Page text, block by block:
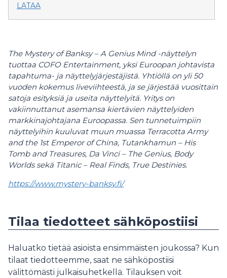
LATAA
The Mystery of Banksy – A Genius Mind -näyttelyn
tuottaa COFO Entertainment, yksi Euroopan johtavista
tapahtuma- ja näyttelyjärjestäjistä. Yhtiöllä on yli 50
vuoden kokemus liveviihteestä, ja se järjestää vuosittain
satoja esityksiä ja useita näyttelyitä. Yritys on
vakiinnuttanut asemansa kiertävien näyttelyiden
markkinajohtajana Euroopassa. Sen tunnetuimpiin
näyttelyihin kuuluvat muun muassa Terracotta Army
and the 1st Emperor of China, Tutankhamun – His
Tomb and Treasures, Da Vinci – The Genius, Body
Worlds sekä Titanic – Real Finds, True Destinies.
https://www.mystery-banksy.fi/
Tilaa tiedotteet sähköpostiisi
Haluatko tietää asioista ensimmäisten joukossa? Kun
tilaat tiedotteemme, saat ne sähköpostiisi
välittömästi julkaisuhetkellä. Tilauksen voit